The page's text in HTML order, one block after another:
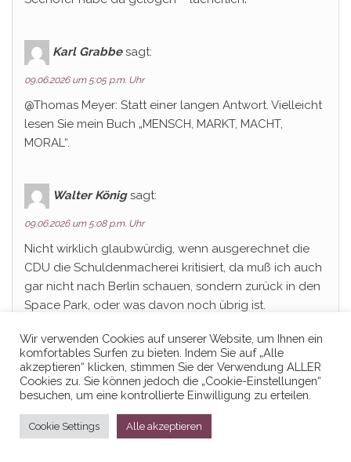
Karl Grabbe sagt:
09.06.2026 um 5:05 p.m. Uhr
@Thomas Meyer: Statt einer langen Antwort. Vielleicht
lesen Sie mein Buch „MENSCH, MARKT, MACHT,
MORAL“.
Walter König sagt:
09.06.2026 um 5:08 p.m. Uhr
Nicht wirklich glaubwürdig, wenn ausgerechnet die
CDU die Schuldenmacherei kritisiert, da muß ich auch
gar nicht nach Berlin schauen, sondern zurück in den
Space Park, oder was davon noch übrig ist.
Und der „Reformmut“ fast aller Parteien sah bisher so
aus, daß er vom unteren Drittel ins obere Drittel
umverteilte.
Das Sterben der Innenstädte hängt nicht nur mit dem
Nachfrageschwäche schon ab der Mittelschicht.
Wir verwenden Cookies auf unserer Website, um Ihnen ein
komfortables Surfen zu bieten. Indem Sie auf „Alle
akzeptieren“ klicken, stimmen Sie der Verwendung ALLER
Cookies zu. Sie können jedoch die „Cookie-Einstellungen“
besuchen, um eine kontrollierte Einwilligung zu erteilen.
Cookie Settings Alle akzeptieren